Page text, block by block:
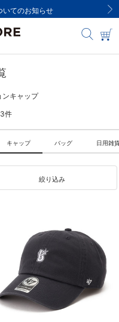
いてのお知らせ
ンキャップ
件
キャップ バッグ 日用雑
絞り込み